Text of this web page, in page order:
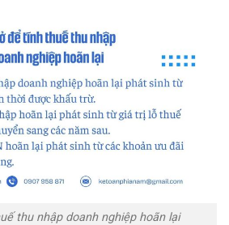
thu nhập doanh nghiệp hoãn lại